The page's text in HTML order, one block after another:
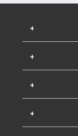
+
+
+
+